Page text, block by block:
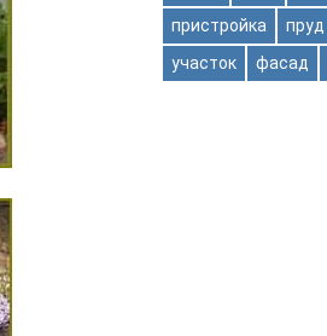
пристройка
пруд
участок
фасад